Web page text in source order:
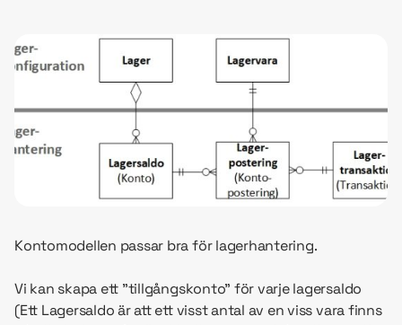
Kontomodellen passar bra för lagerhantering.
Vi kan skapa ett ”tillgångskonto” för varje lagersaldo
(Ett Lagersaldo är att ett visst antal av en viss vara finns